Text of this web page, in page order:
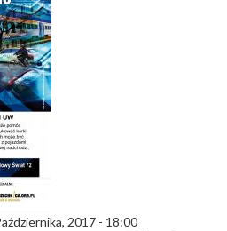
2017 - 18:00